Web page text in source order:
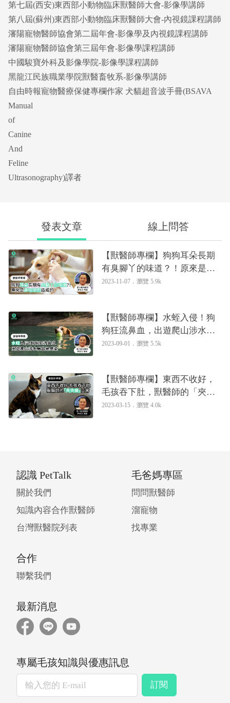
第七屆(西安)東西部小動物臨床獸醫師大會-影像學講師
第八屆(蘇州)東西部小動物臨床獸醫師大會-內視鏡課程講師
瀋陽寵物醫師協會第二屆年會-影像學及內視鏡課程講師
瀋陽寵物醫師協會第三屆年會-影像學課程講師
中國駿寶外科及影像學院-影像學課程講師
黑龍江民族職業學院獸醫畜牧系-影像學講師
自由時報寵物醫療保健專欄作家 犬貓超音波手冊(BSAVA
Manual
of
Canine
And
Feline
Ultrasonography)譯者
發表文章 線上問答
【獸醫師專欄】狗狗耳朵長期
有臭腳丫的味道？！原來是鼻
咽息肉造成的｜專業獸醫—許
2023-11-07．瀏覽 5.9k
【獸醫師專欄】水蛭入侵！狗
狗狂流鼻血，出遊爬山涉水最
容易感染｜專業獸醫—許志全
2023-09-01．瀏覽 5.5k
【獸醫師專欄】東西不收好，
毛孩吞下肚，獸醫師的「夾夾
樂」日常｜專業獸醫—許志全
2023-03-15．瀏覽 4.0k
認識 PetTalk
關於我們
知識內容合作獸醫師
台灣獸醫院列表
毛爸媽專區
問問獸醫師
溜寵物
找專業
合作
聯繫我們
最新消息
專屬毛孩知識與優惠訊息
訂閱